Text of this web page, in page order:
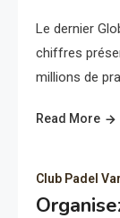
Le dernier
chiffres
millions de
Read More
Club Padel